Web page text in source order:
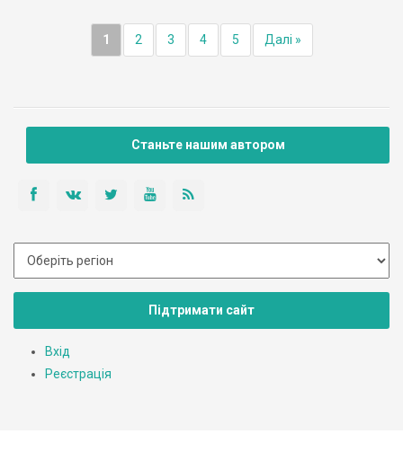
1 2 3 4 5 Далі »
Станьте нашим автором
Підтримати сайт
Вхід
Реєстрація